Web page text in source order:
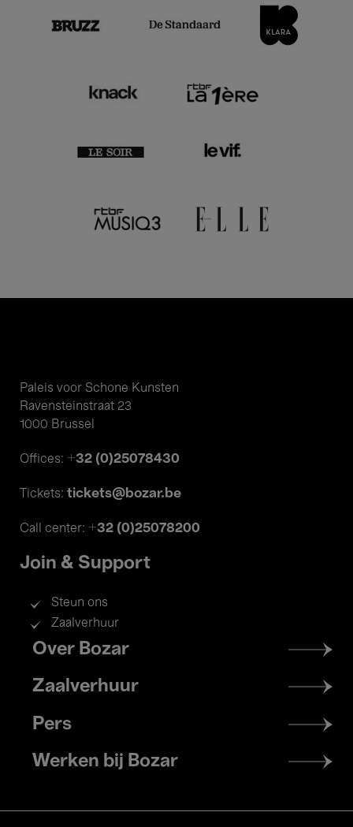
Paleis voor Schone Kunsten
Ravensteinstraat 23
1000 Brussel
Offices: +32 (0)25078430
Tickets: tickets@bozar.be
Call center: +32 (0)25078200
Join & Support
Steun ons
Zaalverhuur
Footer
menu
Over Bozar
Zaalverhuur
Pers
Werken bij Bozar